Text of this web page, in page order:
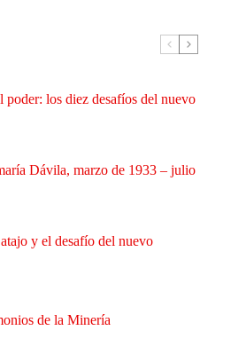
poder: los diez desafíos del nuevo
Dávila, marzo de 1933 – julio
y el desafío del nuevo
de la Minería